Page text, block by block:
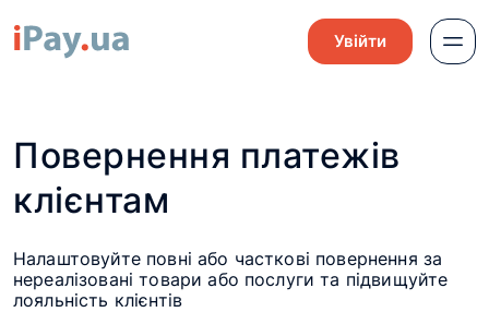
Увійти
Повернення платежів
клієнтам
Налаштовуйте повні або часткові повернення за
нереалізовані товари або послуги та підвищуйте
лояльність клієнтів